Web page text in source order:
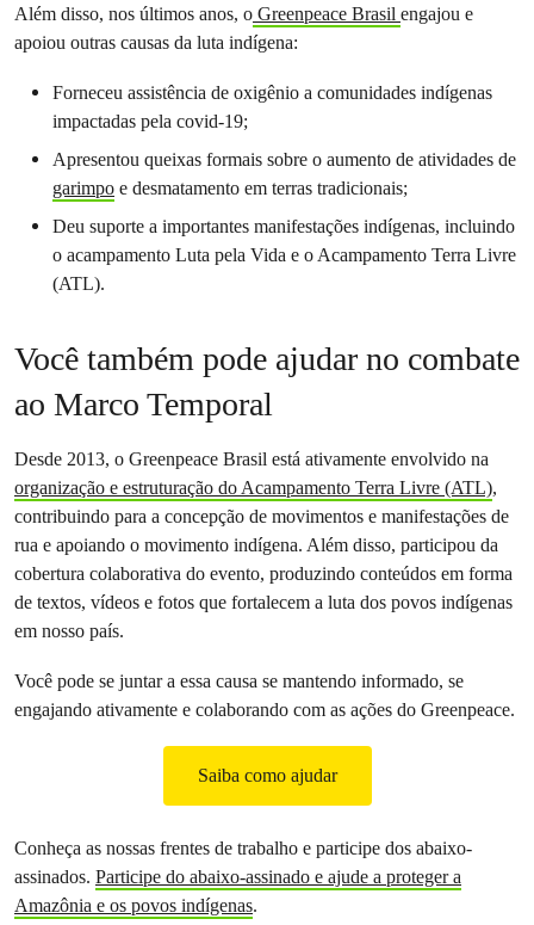
Além disso, nos últimos anos, o Greenpeace Brasil engajou e
apoiou outras causas da luta indígena:
Forneceu assistência de oxigênio a comunidades indígenas
impactadas pela covid-19;
Apresentou queixas formais sobre o aumento de atividades de
garimpo e desmatamento em terras tradicionais;
Deu suporte a importantes manifestações indígenas, incluindo
o acampamento Luta pela Vida e o Acampamento Terra Livre
(ATL).
Você também pode ajudar no combate
ao Marco Temporal
Desde 2013, o Greenpeace Brasil está ativamente envolvido na
organização e estruturação do Acampamento Terra Livre (ATL),
contribuindo para a concepção de movimentos e manifestações de
rua e apoiando o movimento indígena. Além disso, participou da
cobertura colaborativa do evento, produzindo conteúdos em forma
de textos, vídeos e fotos que fortalecem a luta dos povos indígenas
em nosso país.
Você pode se juntar a essa causa se mantendo informado, se
engajando ativamente e colaborando com as ações do Greenpeace.
Saiba como ajudar
Conheça as nossas frentes de trabalho e participe dos abaixo-
assinados. Participe do abaixo-assinado e ajude a proteger a
Amazônia e os povos indígenas.